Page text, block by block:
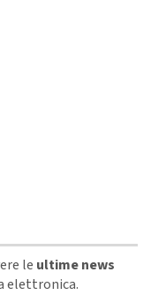
le ultime news
elettronica.